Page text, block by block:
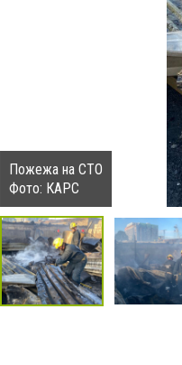
Пожежа на СТО
Фото: КАРС